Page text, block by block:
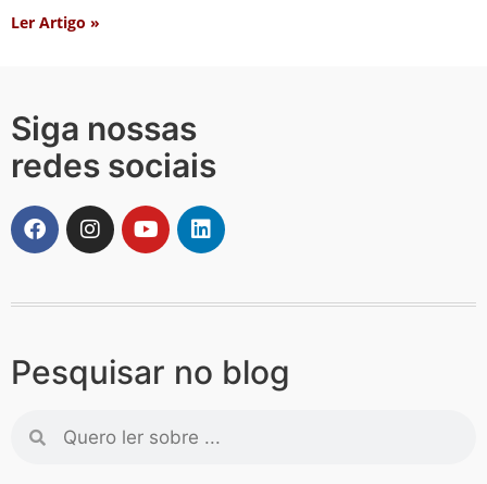
Ler Artigo »
Siga nossas
redes sociais
Pesquisar no blog